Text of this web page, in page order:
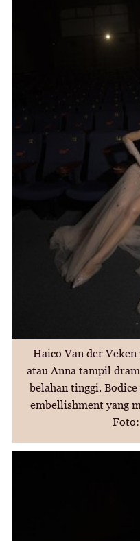
Haico Van der Veken
atau Anna tampil
belahan tinggi.
embellishment yang